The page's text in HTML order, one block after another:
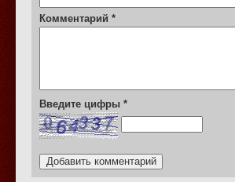
Комментарий *
Введите цифры *